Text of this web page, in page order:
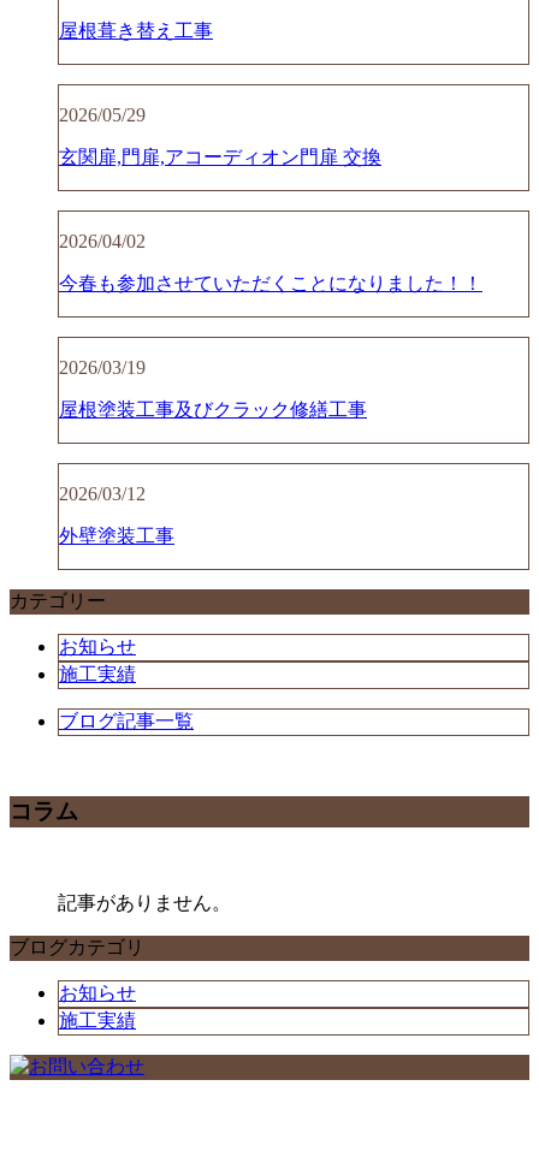
屋根葺き替え工事
2026/05/29
玄関扉,門扉,アコーディオン門扉 交換
2026/04/02
今春も参加させていただくことになりました！！
2026/03/19
屋根塗装工事及びクラック修繕工事
2026/03/12
外壁塗装工事
カテゴリー
お知らせ
施工実績
ブログ記事一覧
コラム
記事がありません。
ブログカテゴリ
お知らせ
施工実績